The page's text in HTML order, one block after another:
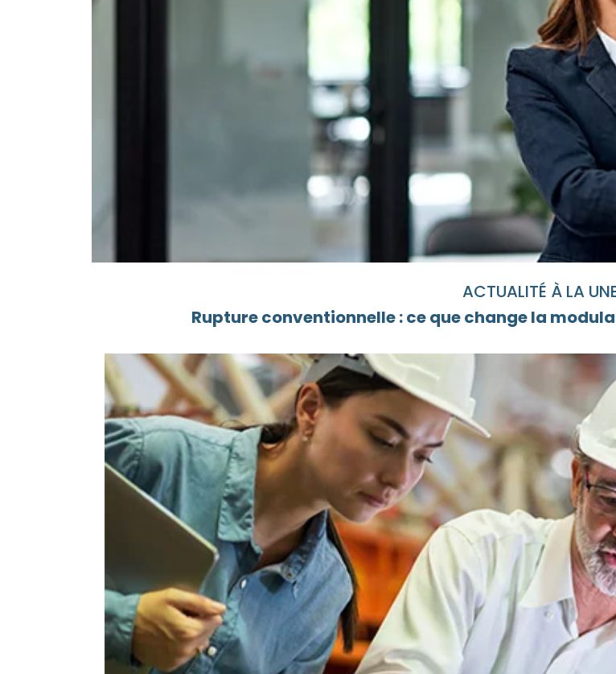
ACTUALITÉ À LA
Rupture conventionnelle : ce que change la